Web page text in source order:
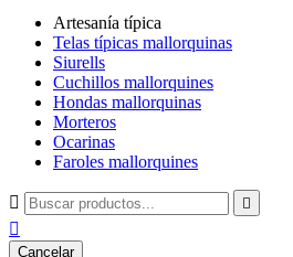
Artesanía típica
Telas típicas mallorquinas
Siurells
Cuchillos mallorquines
Hondas mallorquinas
Morteros
Ocarinas
Faroles mallorquines
 

Cancelar